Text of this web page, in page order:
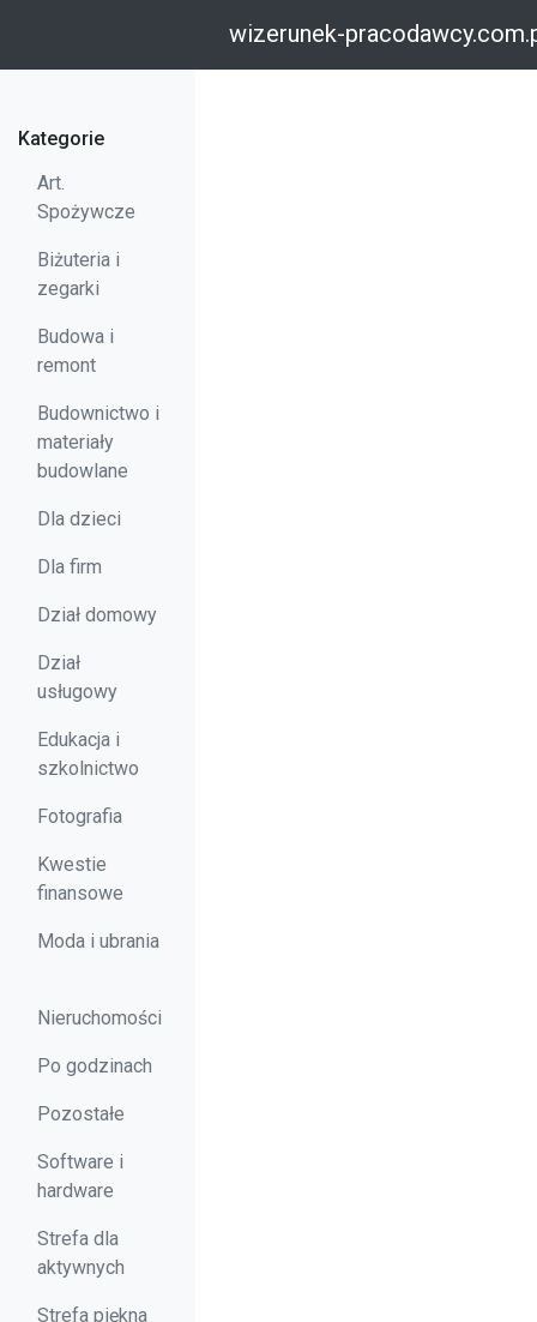
wizerunek-
Kategorie
Art.
Spożywcze
Biżuteria i
zegarki
Budowa i
remont
Budownictwo i
materiały
budowlane
Dla dzieci
Dla firm
Dział domowy
Dział
usługowy
Edukacja i
szkolnictwo
Fotografia
Kwestie
finansowe
Moda i ubrania
Nieruchomości
Po godzinach
Pozostałe
Software i
hardware
Strefa dla
aktywnych
Strefa piękna